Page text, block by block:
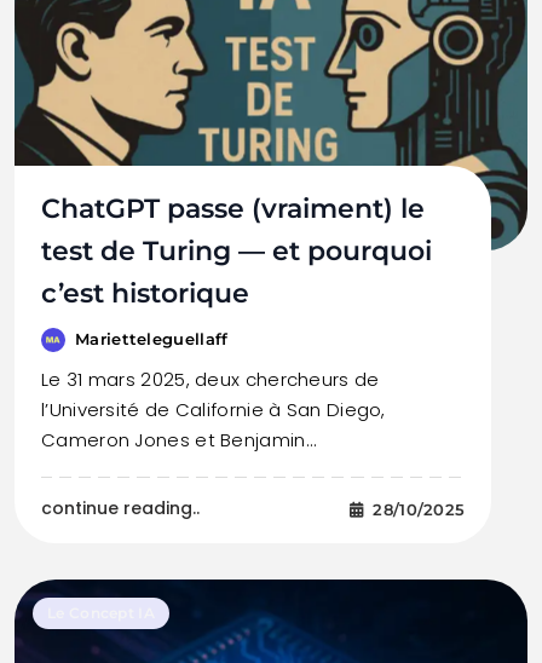
ChatGPT passe (vraiment) le
test de Turing — et pourquoi
c’est historique
Marietteleguellaff
Le 31 mars 2025, deux chercheurs de
l’Université de Californie à San Diego,
Cameron Jones et Benjamin…
continue reading.. 28/10/2025